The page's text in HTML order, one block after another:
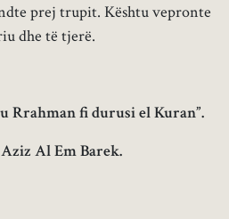
prej trupit. Kështu vepronte
dhe të tjerë.
Rrahman fi durusi el Kuran”.
Al Em Barek.